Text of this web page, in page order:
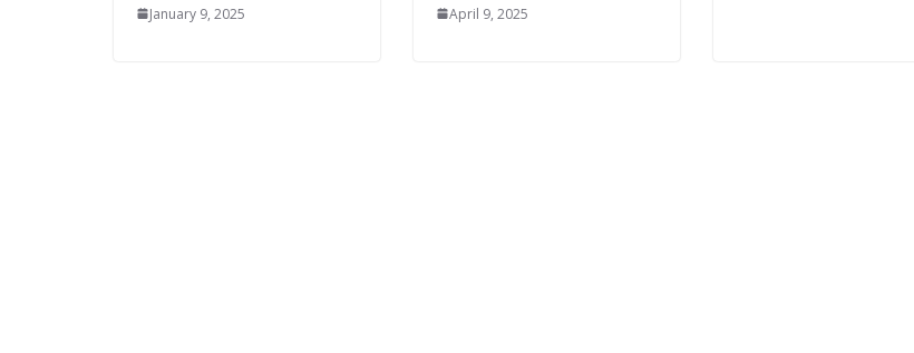
January 9, 2025 April 9, 2025